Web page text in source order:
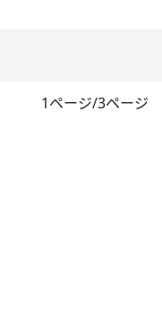
1ページ/3ページ